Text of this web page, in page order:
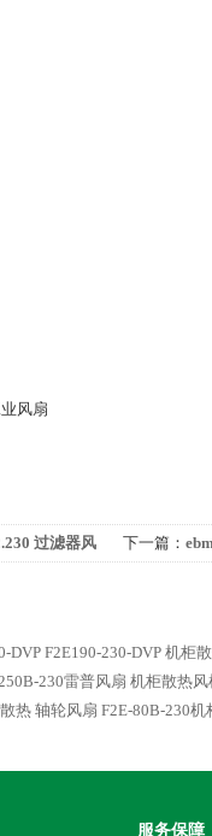
风扇
过滤器风
下一篇：
DVPF2E190-230-DVP 机柜
230雷普风扇 机柜散热风
热 轴轮风扇 F2E-80B-230
服务保障